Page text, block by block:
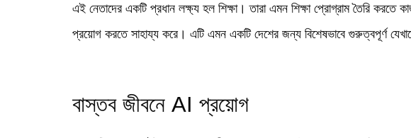
এই নেতাদের একটি প্রধান লক্ষ্য হল শিক্ষা। তারা এমন শিক্ষা প্রোগ্রাম তৈরি করতে
প্রয়োগ করতে সাহায্য করে। এটি এমন একটি দেশের জন্য বিশেষভাবে গুরুত্বপূর্ণ
বাস্তব জীবনে AI প্রয়োগ